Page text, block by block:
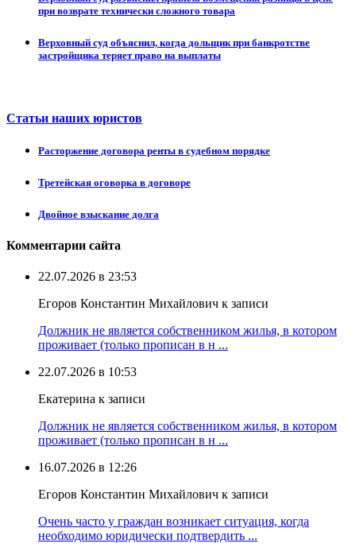
при возврате технически сложного товара
Верховный суд объяснил, когда дольщик при банкротстве
застройщика теряет право на выплаты
Статьи наших юристов
Расторжение договора ренты в судебном порядке
Третейская оговорка в договоре
Двойное взыскание долга
Комментарии сайта
22.07.2026 в 23:53
Егоров Константин Михайлович к записи
Должник не является собственником жилья, в котором
проживает (только прописан в н ...
22.07.2026 в 10:53
Екатерина к записи
Должник не является собственником жилья, в котором
проживает (только прописан в н ...
16.07.2026 в 12:26
Егоров Константин Михайлович к записи
Очень часто у граждан возникает ситуация, когда
необходимо юридически подтвердить ...